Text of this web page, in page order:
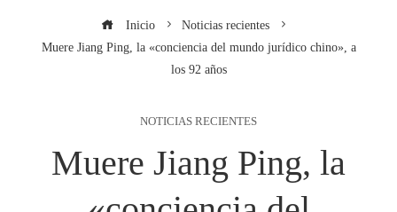
Inicio
Noticias recientes
Muere Jiang Ping, la «conciencia del mundo jurídico chino», a
los 92 años
NOTICIAS RECIENTES
Muere Jiang Ping, la